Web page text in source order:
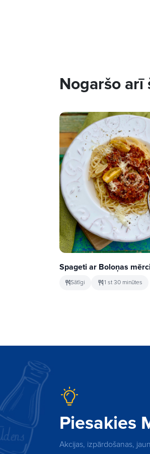
Nogaršo arī
Spageti ar Boloņas mērci
Sātīgi 1 st 30 minūtes
Piesakies
Akcijas, izpārdošanas,